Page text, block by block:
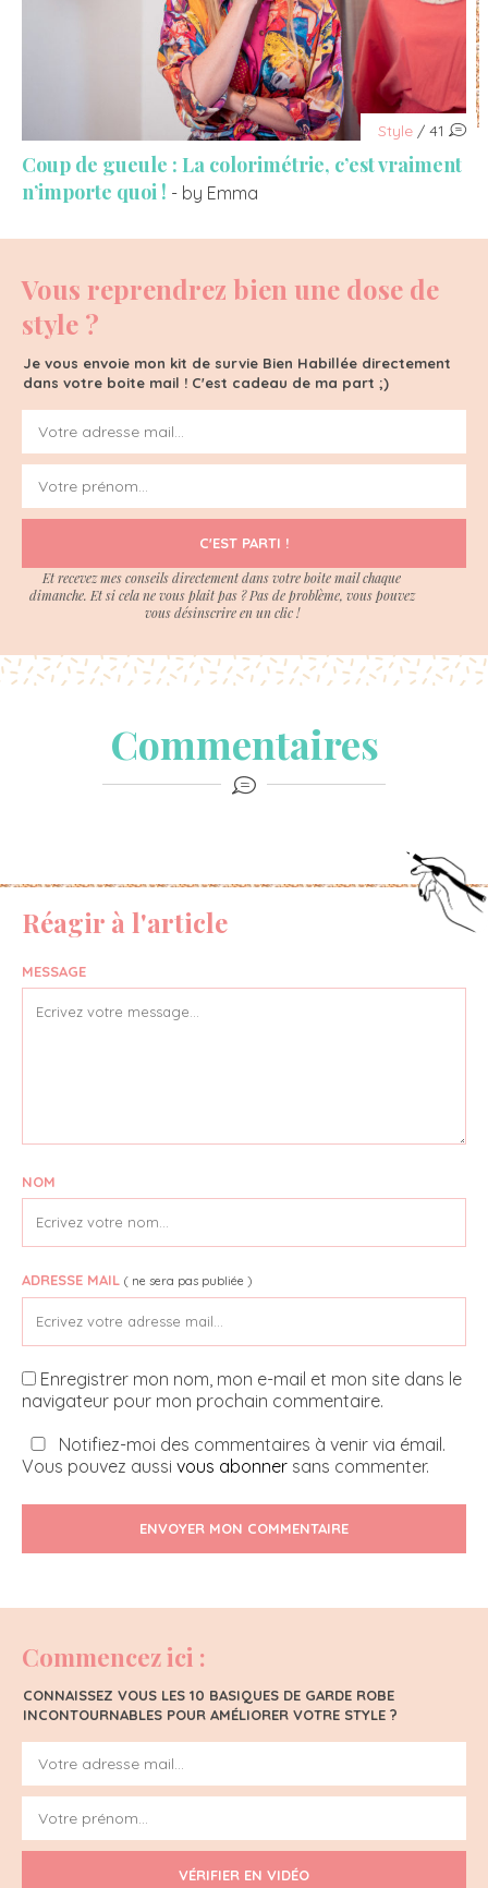
Style / 41
Coup de gueule : La colorimétrie, c’est vraiment
n’importe quoi ! - by Emma
Vous reprendrez bien une dose de
style ?
Je vous envoie mon kit de survie Bien Habillée directement
dans votre boite mail ! C'est cadeau de ma part ;)
C'EST PARTI !
Et recevez mes conseils directement dans votre boite mail chaque
dimanche. Et si cela ne vous plait pas ? Pas de problème, vous pouvez
vous désinscrire en un clic !
Commentaires
Réagir à l'article
MESSAGE
NOM
ADRESSE MAIL ( ne sera pas publiée )
Enregistrer mon nom, mon e-mail et mon site dans le
navigateur pour mon prochain commentaire.
Notifiez-moi des commentaires à venir via émail.
Vous pouvez aussi vous abonner sans commenter.
ENVOYER MON COMMENTAIRE
Commencez ici :
CONNAISSEZ VOUS LES 10 BASIQUES DE GARDE ROBE
INCONTOURNABLES POUR AMÉLIORER VOTRE STYLE ?
VÉRIFIER EN VIDÉO